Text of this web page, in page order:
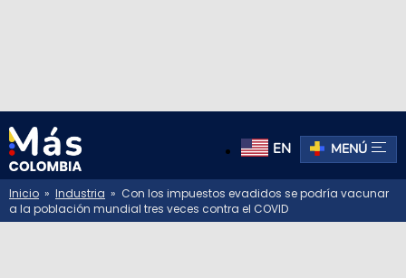
EN MENÚ
Inicio » Industria » Con los impuestos evadidos se podría vacunar
a la población mundial tres veces contra el COVID